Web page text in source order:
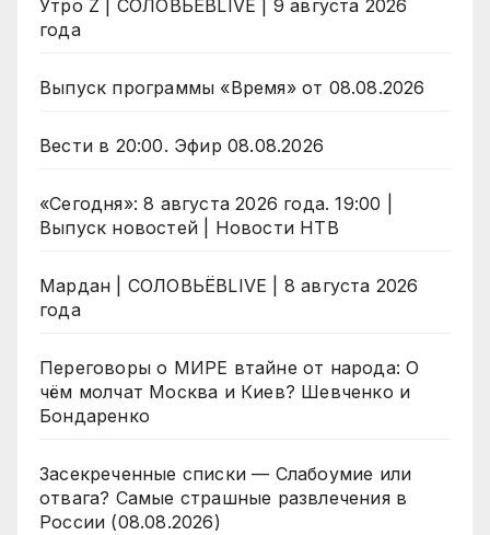
Утро Z | СОЛОВЬЁВLIVE | 9 августа 2026
года
Выпуск программы «Время» от 08.08.2026
Вести в 20:00. Эфир 08.08.2026
«Сегодня»: 8 августа 2026 года. 19:00 |
Выпуск новостей | Новости НТВ
Мардан | СОЛОВЬЁВLIVE | 8 августа 2026
года
Переговоры о МИРЕ втайне от народа: О
чём молчат Москва и Киев? Шевченко и
Бондаренко
Засекреченные списки — Слабоумие или
отвага? Самые страшные развлечения в
России (08.08.2026)